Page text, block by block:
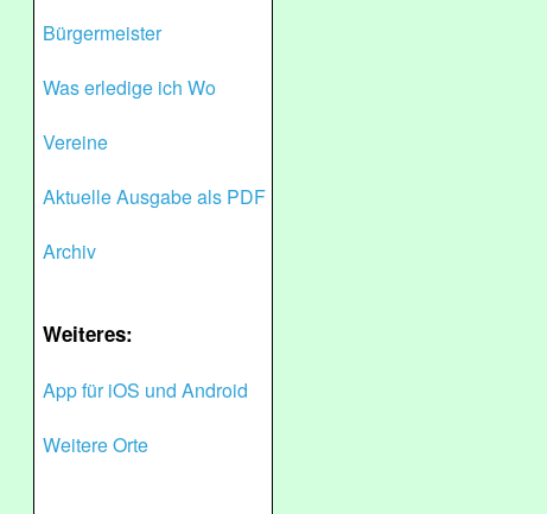
Bürgermeister
Was erledige ich Wo
Vereine
Aktuelle Ausgabe als PDF
Archiv
Weiteres:
App für iOS und Android
Weitere Orte